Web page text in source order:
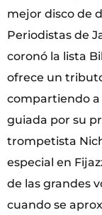
mejor disco de
Periodistas de
coronó la lista
ofrece un
compartiendo a
guiada por su
trompetista
especial en
de las grandes
cuando se